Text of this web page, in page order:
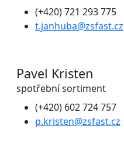
(+420) 721 293 775
t.janhuba@zsfast.cz
Pavel Kristen
spotřební sortiment
(+420) 602 724 757
p.kristen@zsfast.cz